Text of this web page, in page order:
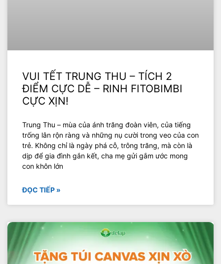
VUI TẾT TRUNG THU – TÍCH 2
ĐIỂM CỰC DỄ – RINH FITOBIMBI
CỰC XỊN!
Trung Thu – mùa của ánh trăng đoàn viên, của tiếng
trống lân rộn ràng và những nụ cười trong veo của con
trẻ. Không chỉ là ngày phá cỗ, trông trăng, mà còn là
dịp để gia đình gắn kết, cha mẹ gửi gắm ước mong
con khôn lớn
ĐỌC TIẾP »